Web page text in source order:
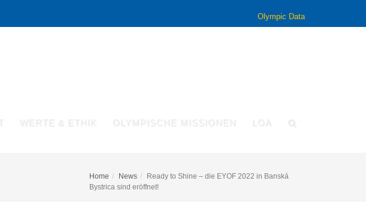
Olympic Data
Home News
Ready to Shine – die EYOF 2022 in Banská
Bystrica sind eröffnet!